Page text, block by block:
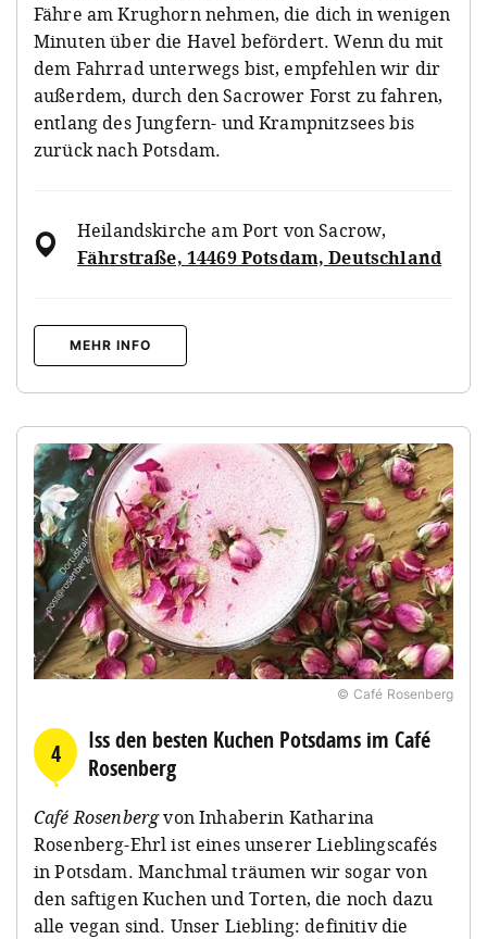
Fähre am Krughorn nehmen, die dich in wenigen
Minuten über die Havel befördert. Wenn du mit
dem Fahrrad unterwegs bist, empfehlen wir dir
außerdem, durch den Sacrower Forst zu fahren,
entlang des Jungfern- und Krampnitzsees bis
zurück nach Potsdam.
Heilandskirche am Port von Sacrow,
Fährstraße, 14469 Potsdam, Deutschland
MEHR INFO
© Café Rosenberg
4
Iss den besten Kuchen Potsdams im Café
Rosenberg
Café Rosenbergvon Inhaberin Katharina
Rosenberg-Ehrl ist eines unserer Lieblingscafés
in Potsdam. Manchmal träumen wir sogar von
den saftigen Kuchen und Torten, die noch dazu
alle vegan sind. Unser Liebling: definitiv die